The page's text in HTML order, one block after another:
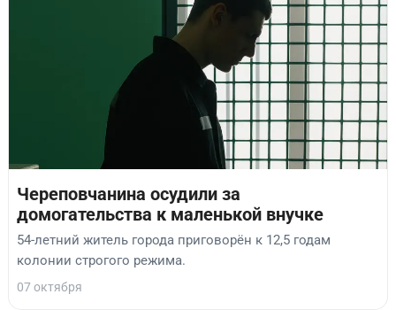
Череповчанина осудили за
домогательства к маленькой внучке
54-летний житель города приговорён к 12,5 годам
колонии строгого режима.
07 октября